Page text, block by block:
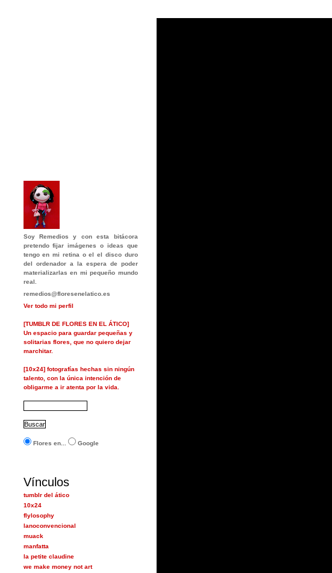
Soy Remedios y con esta bitácora
pretendo fijar imágenes o ideas que
tengo en mi retina o el el disco duro
del ordenador a la espera de poder
materializarlas en mi pequeño mundo
real.
remedios@floresenelatico.es
Ver todo mi perfil
[TUMBLR DE FLORES EN EL ÁTICO]
Un espacio para guardar pequeñas y
solitarias flores, que no quiero dejar
marchitar.
[10x24] fotografías hechas sin ningún
talento, con la única intención de
obligarme a ir atenta por la vida.
Flores en... Google
Vínculos
tumblr del ático
10x24
flylosophy
lanoconvencional
muack
manfatta
la petite claudine
we make money not art